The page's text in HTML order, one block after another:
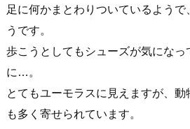
足に何かまとわりついているようで
うです。
歩こうとしてもシューズが気にな
に…。
とてもユーモラスに見えますが、
も多く寄せられています。